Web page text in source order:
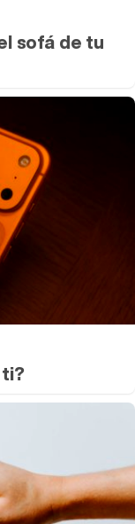
sofá de tu